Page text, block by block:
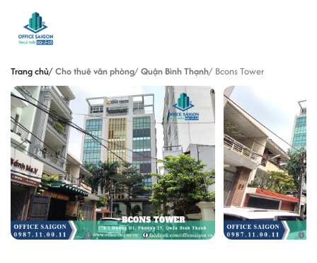
Trang chủ Cho thuê văn phòng Quận Bình Thạnh Bcons Tower